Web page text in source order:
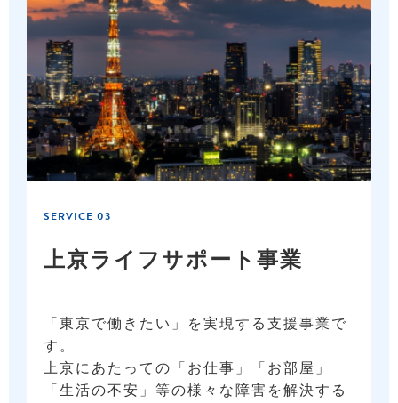
SERVICE 03
上京ライフ サポート事業
「東京で働きたい」を実現する支援事業で
す。
上京にあたっての「お仕事」「お部屋」
「生活の不安」等の様々な障害を解決する